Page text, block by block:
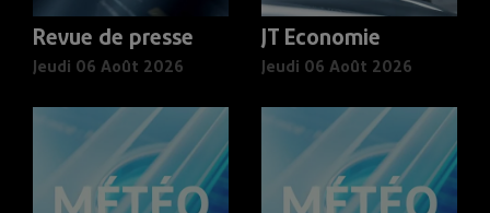
Revue de presse
Jeudi 06 Août 2026
JT Economie
Jeudi 06 Août 2026